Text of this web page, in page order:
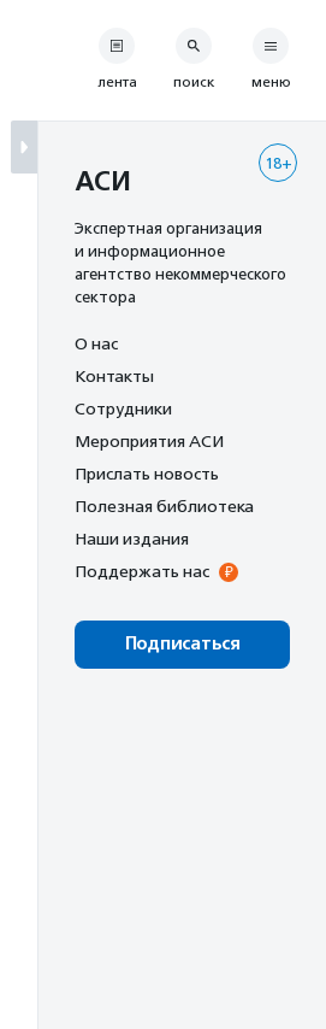
лента поиск меню
18+
АСИ
Экспертная организация
и информационное
агентство некоммерческого
сектора
О нас
Контакты
Сотрудники
Мероприятия АСИ
Прислать новость
Полезная библиотека
Наши издания
Поддержать нас
Подписаться